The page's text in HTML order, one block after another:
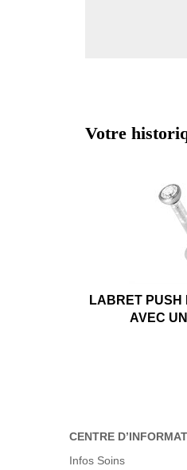
Votre
LABRET PUSH
AVEC
CENTRE
Infos Soins